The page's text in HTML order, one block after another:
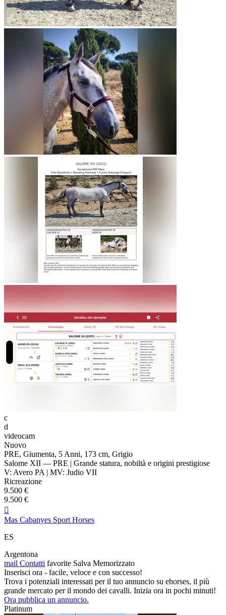
c
d
videocam
Nuovo
PRE, Giumenta, 5 Anni, 173 cm, Grigio
Salome XII — PRE | Grande statura, nobiltà e origini prestigiose
V: Avero PA | MV: Judio VII
Ricreazione
9.500 €
9.500 €

Mas Cabanyes Sport Horses
ES
Argentona
mail Contatti favorite Salva Memorizzato
Inserisci ora - facile, veloce e con successo!
Trova i potenziali interessati per il tuo annuncio su ehorses, il più
grande mercato per il mondo dei cavalli. Inizia ora in pochi minuti!
Ora pubblica un annuncio.
Platinum